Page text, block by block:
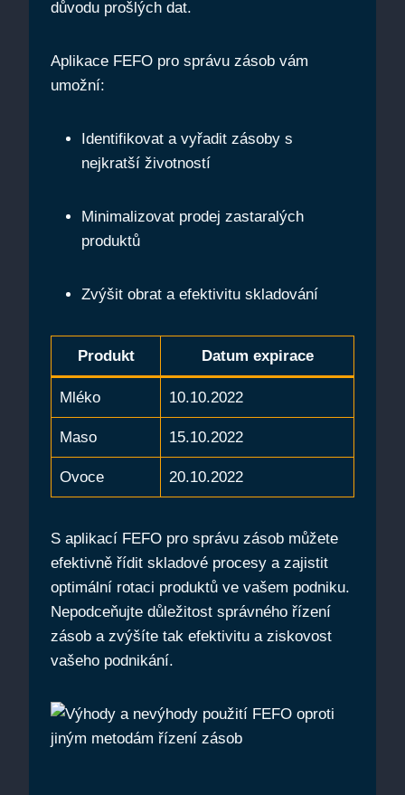
důvodu prošlých dat.
Aplikace FEFO pro správu zásob vám
umožní:
Identifikovat‍ a vyřadit zásoby s
nejkratší ⁣životností
Minimalizovat prodej zastaralých
produktů
Zvýšit obrat a ‌efektivitu skladování
Produkt Datum expirace
Mléko 10.10.2022
Maso 15.10.2022
Ovoce 20.10.2022
S ‍aplikací ⁤FEFO pro správu zásob můžete
efektivně řídit skladové procesy a zajistit
optimální rotaci produktů ve vašem podniku.
Nepodceňujte důležitost správného⁢ řízení
zásob a ⁣zvýšíte⁤ tak efektivitu a ziskovost
vašeho podnikání.